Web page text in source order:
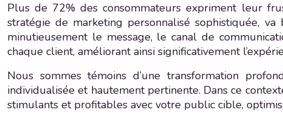
Plus de 72% des consommateurs expriment leur
stratégie de marketing personnalisé sophistiquée,
minutieusement le message, le canal de
chaque client, améliorant ainsi significativement
Nous sommes témoins d’une transformation
individualisée et hautement pertinente. Dans ce
stimulants et profitables avec votre public cible,